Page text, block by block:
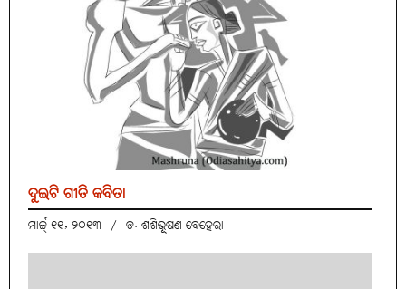
ଦୁଇଟି ଗୀତି କବିତା
ମାର୍ଚ୍ଚ୍ ୧୧, ୨୦୧୩ / ଡ. ଶଶିଭୂଷଣ ବେହେରା